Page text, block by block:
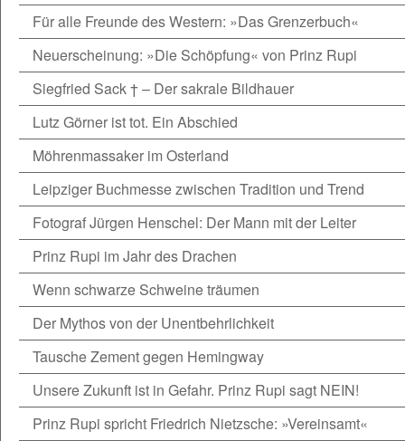
Für alle Freunde des Western: »Das Grenzerbuch«
Neuerscheinung: »Die Schöpfung« von Prinz Rupi
Siegfried Sack † – Der sakrale Bildhauer
Lutz Görner ist tot. Ein Abschied
Möhrenmassaker im Osterland
Leipziger Buchmesse zwischen Tradition und Trend
Fotograf Jürgen Henschel: Der Mann mit der Leiter
Prinz Rupi im Jahr des Drachen
Wenn schwarze Schweine träumen
Der Mythos von der Unentbehrlichkeit
Tausche Zement gegen Hemingway
Unsere Zukunft ist in Gefahr. Prinz Rupi sagt NEIN!
Prinz Rupi spricht Friedrich Nietzsche: »Vereinsamt«